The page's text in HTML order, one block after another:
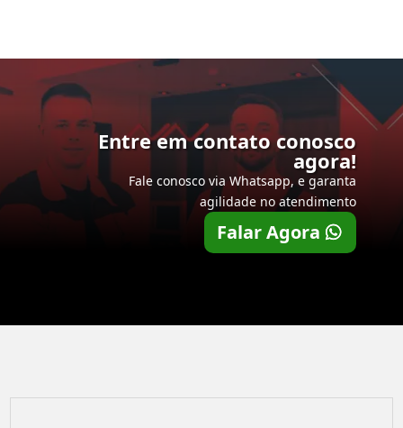
Entre em contato conosco
agora!
Fale conosco via Whatsapp, e garanta
agilidade no atendimento
Falar Agora